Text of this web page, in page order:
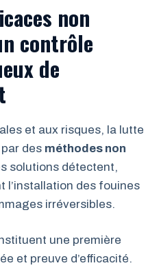
non
contrôle
de
et aux risques, la lutte
des méthodes non
solutions détectent,
l’installation des fouines
irréversibles.
une première
et preuve d’efficacité.